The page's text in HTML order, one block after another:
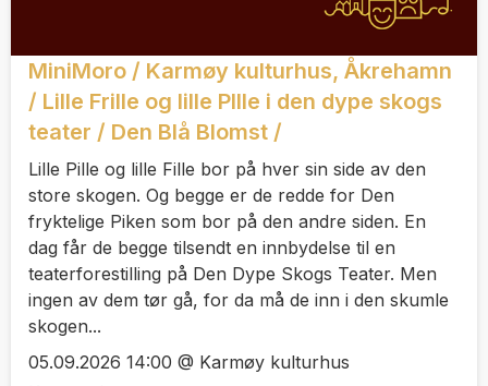
MiniMoro / Karmøy kulturhus, Åkrehamn
/ Lille Frille og lille PIlle i den dype skogs
teater / Den Blå Blomst /
Lille Pille og lille Fille bor på hver sin side av den
store skogen. Og begge er de redde for Den
fryktelige Piken som bor på den andre siden. En
dag får de begge tilsendt en innbydelse til en
teaterforestilling på Den Dype Skogs Teater. Men
ingen av dem tør gå, for da må de inn i den skumle
skogen...
05.09.2026 14:00 @ Karmøy kulturhus